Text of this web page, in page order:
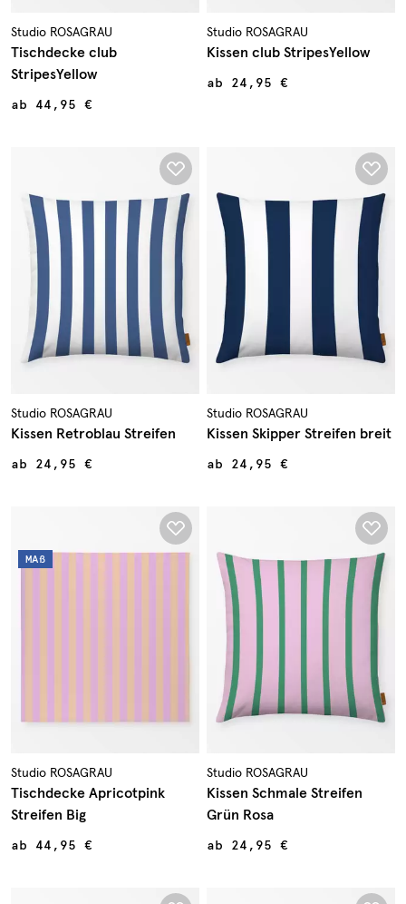
Studio ROSAGRAU
Tischdecke club
StripesYellow
ab 44,95 €
Studio ROSAGRAU
Kissen club StripesYellow
ab 24,95 €
Studio ROSAGRAU
Kissen Retroblau Streifen
ab 24,95 €
Studio ROSAGRAU
Kissen Skipper Streifen breit
ab 24,95 €
MAß
Studio ROSAGRAU
Tischdecke Apricotpink
Streifen Big
ab 44,95 €
Studio ROSAGRAU
Kissen Schmale Streifen
Grün Rosa
ab 24,95 €